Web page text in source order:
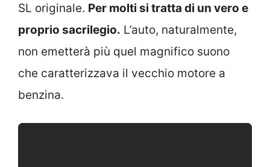
SL originale. Per molti si tratta di un vero e
proprio sacrilegio. L’auto, naturalmente,
non emetterà più quel magnifico suono
che caratterizzava il vecchio motore a
benzina.